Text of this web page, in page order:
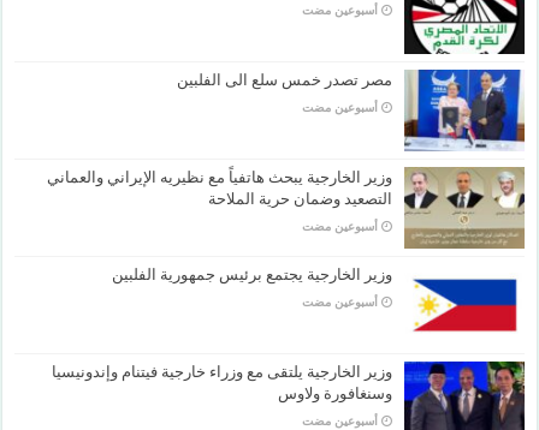
‏أسبوعين مضت
مصر تصدر خمس سلع الى الفلبين
‏أسبوعين مضت
وزير الخارجية يبحث هاتفياً مع نظيريه الإيراني والعماني
التصعيد وضمان حرية الملاحة
‏أسبوعين مضت
وزير الخارجية يجتمع برئيس جمهورية الفلبين
‏أسبوعين مضت
وزير الخارجية يلتقى مع وزراء خارجية فيتنام وإندونيسيا
وسنغافورة ولاوس
‏أسبوعين مضت